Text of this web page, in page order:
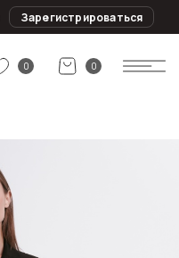
Зарегистрироваться
0 0